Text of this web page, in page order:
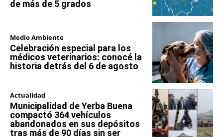
de más de 5 grados
Medio Ambiente
Celebración especial para los
médicos veterinarios: conocé la
historia detrás del 6 de agosto
Actualidad
Municipalidad de Yerba Buena
compactó 364 vehículos
abandonados en sus depósitos
tras más de 90 días sin ser